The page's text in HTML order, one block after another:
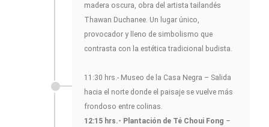
madera oscura, obra del artista tailandés
Thawan Duchanee. Un lugar único,
provocador y lleno de simbolismo que
contrasta con la estética tradicional budista.
11:30 hrs.- Museo de la Casa Negra – Salida
hacia el norte donde el paisaje se vuelve más
frondoso entre colinas.
12:15 hrs.- Plantación de Té Choui Fong –